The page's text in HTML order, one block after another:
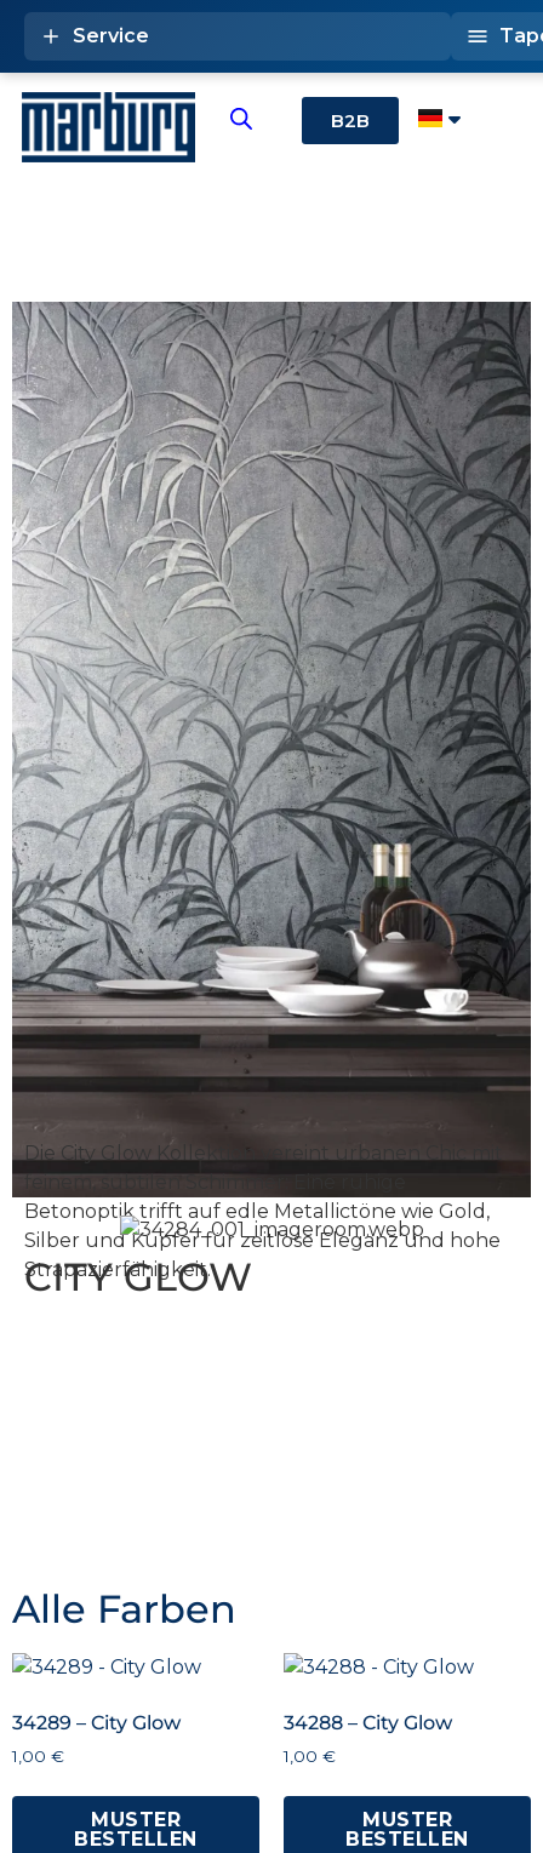
B2B
Service
CITY GLOW
Die City Glow Kollektion vereint urbanen Chic mit
feinem, subtilen Schimmer: Eine ruhige
Betonoptik trifft auf edle Metallic­töne wie Gold,
Silber und Kupfer für zeitlose Eleganz und hohe
Strapazierfähigkeit.
Alle Farben
34289 – City Glow
1,00 €
MUSTER
BESTELLEN
34288 – City Glow
1,00 €
MUSTER
BESTELLEN